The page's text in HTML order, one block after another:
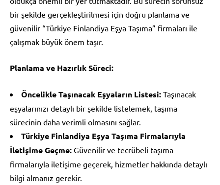
bir şekilde gerçekleştirilmesi için doğru planlama ve
güvenilir “Türkiye Finlandiya Eşya Taşıma” firmaları ile
çalışmak büyük önem taşır.
Planlama ve Hazırlık Süreci:
Öncelikle Taşınacak Eşyaların Listesi: Taşınacak
eşyalarınızı detaylı bir şekilde listelemek, taşıma
sürecinin daha verimli olmasını sağlar.
Türkiye Finlandiya Eşya Taşıma Firmalarıyla
İletişime Geçme: Güvenilir ve tecrübeli taşıma
firmalarıyla iletişime geçerek, hizmetler hakkında detaylı
bilgi almanız gerekir.